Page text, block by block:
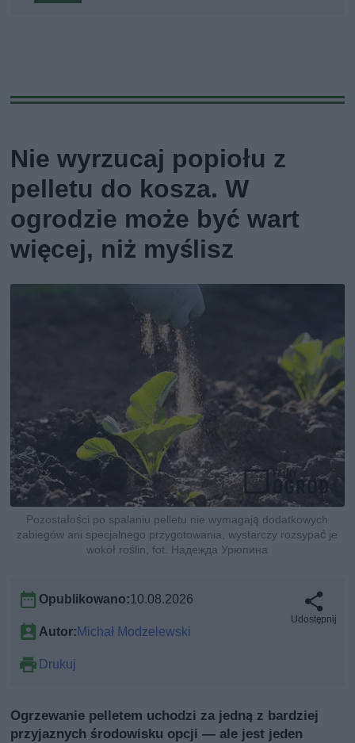
Nie wyrzucaj popiołu z
pelletu do kosza. W
ogrodzie może być wart
więcej, niż myślisz
Pozostałości po spalaniu pelletu nie wymagają dodatkowych
zabiegów ani specjalnego przygotowania, wystarczy rozsypać je
wokół roślin, fot. Надежда Урюпина
Opublikowano:10.08.2026
Autor: Michał Modzelewski
Drukuj
Udostępnij
Ogrzewanie pelletem uchodzi za jedną z bardziej
przyjaznych środowisku opcji — ale jest jeden